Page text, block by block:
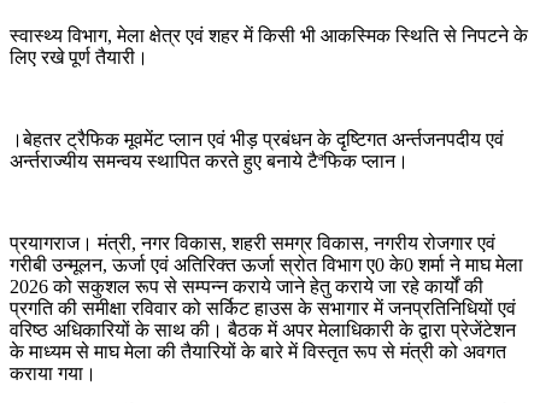
स्वास्थ्य विभाग, मेला क्षेत्र एवं शहर में किसी भी आकस्मिक स्थिति से निपटने के
लिए रखे पूर्ण तैयारी।
।बेहतर ट्रैफिक मूवमेंट प्लान एवं भीड़ प्रबंधन के दृष्टिगत अर्न्तजनपदीय एवं
अर्न्तराज्यीय समन्वय स्थापित करते हुए बनाये टैªफिक प्लान।
प्रयागराज। मंत्री, नगर विकास, शहरी समग्र विकास, नगरीय रोजगार एवं
गरीबी उन्मूलन, ऊर्जा एवं अतिरिक्त ऊर्जा स्रोत विभाग ए0 के0 शर्मा ने माघ मेला
2026 को सकुशल रूप से सम्पन्न कराये जाने हेतु कराये जा रहे कार्यों की
प्रगति की समीक्षा रविवार को सर्किट हाउस के सभागार में जनप्रतिनिधियों एवं
वरिष्ठ अधिकारियों के साथ की। बैठक में अपर मेलाधिकारी के द्वारा प्रेजेंटेशन
के माध्यम से माघ मेला की तैयारियों के बारे में विस्तृत रूप से मंत्री को अवगत
कराया गया।